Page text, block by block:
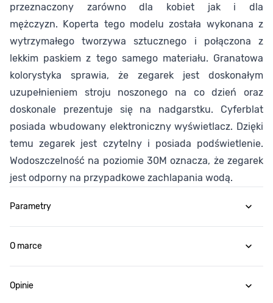
przeznaczony zarówno dla kobiet jak i dla
mężczyzn. Koperta tego modelu została wykonana z
wytrzymałego tworzywa sztucznego i połączona z
lekkim paskiem z tego samego materiału. Granatowa
kolorystyka sprawia, że zegarek jest doskonałym
uzupełnieniem stroju noszonego na co dzień oraz
doskonale prezentuje się na nadgarstku. Cyferblat
posiada wbudowany elektroniczny wyświetlacz. Dzięki
temu zegarek jest czytelny i posiada podświetlenie.
Wodoszczelność na poziomie 30M oznacza, że zegarek
jest odporny na przypadkowe zachlapania wodą.
Parametry
O marce
Opinie